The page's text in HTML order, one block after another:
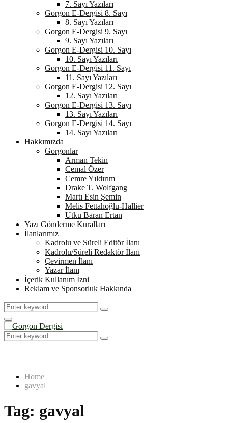
7. Sayı Yazıları
Gorgon E-Dergisi 8. Sayı
8. Sayı Yazıları
Gorgon E-Dergisi 9. Sayı
9. Sayı Yazıları
Gorgon E-Dergisi 10. Sayı
10. Sayı Yazıları
Gorgon E-Dergisi 11. Sayı
11. Sayı Yazıları
Gorgon E-Dergisi 12. Sayı
12. Sayı Yazıları
Gorgon E-Dergisi 13. Sayı
13. Sayı Yazıları
Gorgon E-Dergisi 14. Sayı
14. Sayı Yazıları
Hakkımızda
Gorgonlar
Arman Tekin
Cemal Özer
Cemre Yıldırım
Drake T. Wolfgang
Martı Esin Şemin
Melis Fettahoğlu-Hallier
Utku Baran Ertan
Yazı Gönderme Kuralları
İlanlarımız
Kadrolu ve Süreli Editör İlanı
Kadrolu/Süreli Redaktör İlanı
Çevirmen İlanı
Yazar İlanı
İçerik Kullanım İzni
Reklam ve Sponsorluk Hakkında
Search
for:
Search
Primary
Menu
Search
for:
Search
Home
gavyal
Tag: gavyal